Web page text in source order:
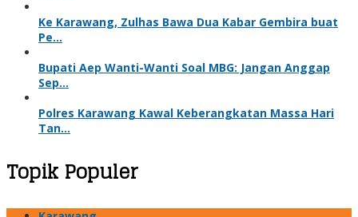
Ke Karawang, Zulhas Bawa Dua Kabar Gembira buat
Pe…
Bupati Aep Wanti-Wanti Soal MBG: Jangan Anggap
Sep…
Polres Karawang Kawal Keberangkatan Massa Hari
Tan…
Topik Populer